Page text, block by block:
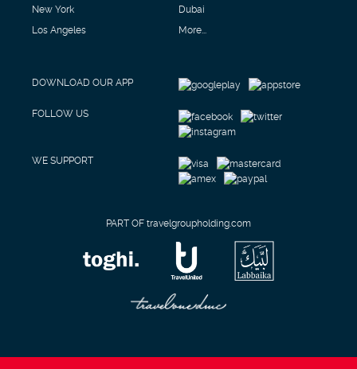
New York
Los Angeles
Dubai
More...
DOWNLOAD OUR APP
FOLLOW US
WE SUPPORT
PART OF travelgroupholding.com